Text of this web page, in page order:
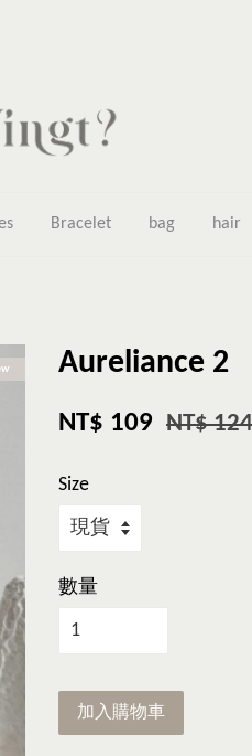
Bracelet bag hair
Aureliance 2
NT$ 109 NT$ 124
Size
數量
加入購物車